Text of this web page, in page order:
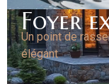
Foyer
Un point de
élégant